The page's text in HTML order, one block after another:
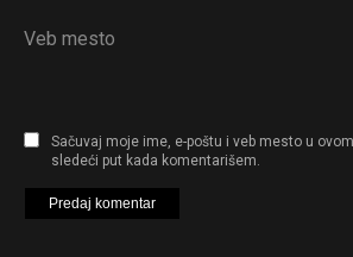
Veb mesto
Sačuvaj moje ime, e-poštu i veb mesto u
sledeći put kada komentarišem.